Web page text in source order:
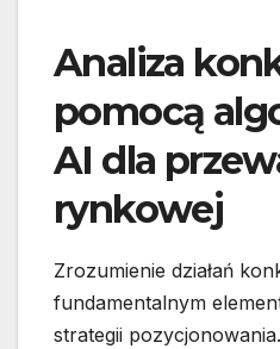
Analiza
pomocą
AI dla
rynkowej
Zrozumienie działań
fundamentalnym
strategii